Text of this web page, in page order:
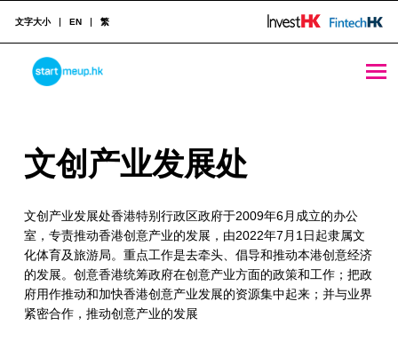
文创产业发展处 - StartmeupHK
STARTMEUPHK
STARTMEUPHK FESTIVAL IS THE LEADING STARTUP AND INNOVATION CONFERENCE EVENT IN HONG KONG
文字大小 EN 繁
文
产
业
发
展
文创产业发展处
文创产业发展处香港特别行政区政府于2009年6月成立的办公
室，专责推动香港创意产业的发展，由2022年7月1日起隶属文
化体育及旅游局。重点工作是去牵头、倡导和推动本港创意经济
的发展。创意香港统筹政府在创意产业方面的政策和工作；把政
府用作推动和加快香港创意产业发展的资源集中起来；并与业界
紧密合作，推动创意产业的发展